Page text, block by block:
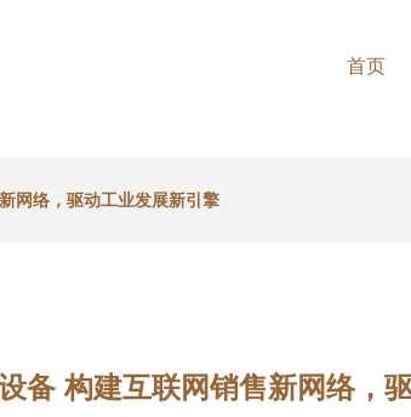
首页
网络，驱动工业发展新引擎
备 构建互联网销售新网络，